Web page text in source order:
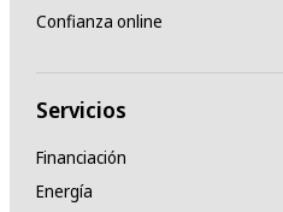
Confianza online
Servicios
Financiación
Energía